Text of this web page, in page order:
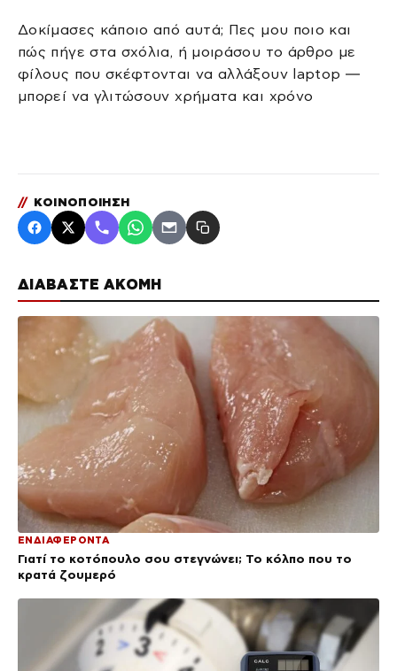
ΔΙΑΒΑΣΤΕ ΑΚΟΜΗ
ΕΝΔΙΑΦΕΡΟΝΤΑ
Γιατί το κοτόπουλο σου στεγνώνει; Το κόλπο που το
κρατά ζουμερό
Δοκίμασες κάποιο από αυτά; Πες μου ποιο και
πώς πήγε στα σχόλια, ή μοιράσου το άρθρο με
φίλους που σκέφτονται να αλλάξουν laptop —
μπορεί να γλιτώσουν χρήματα και χρόνο
// ΚΟΙΝΟΠΟΙΗΣΗ